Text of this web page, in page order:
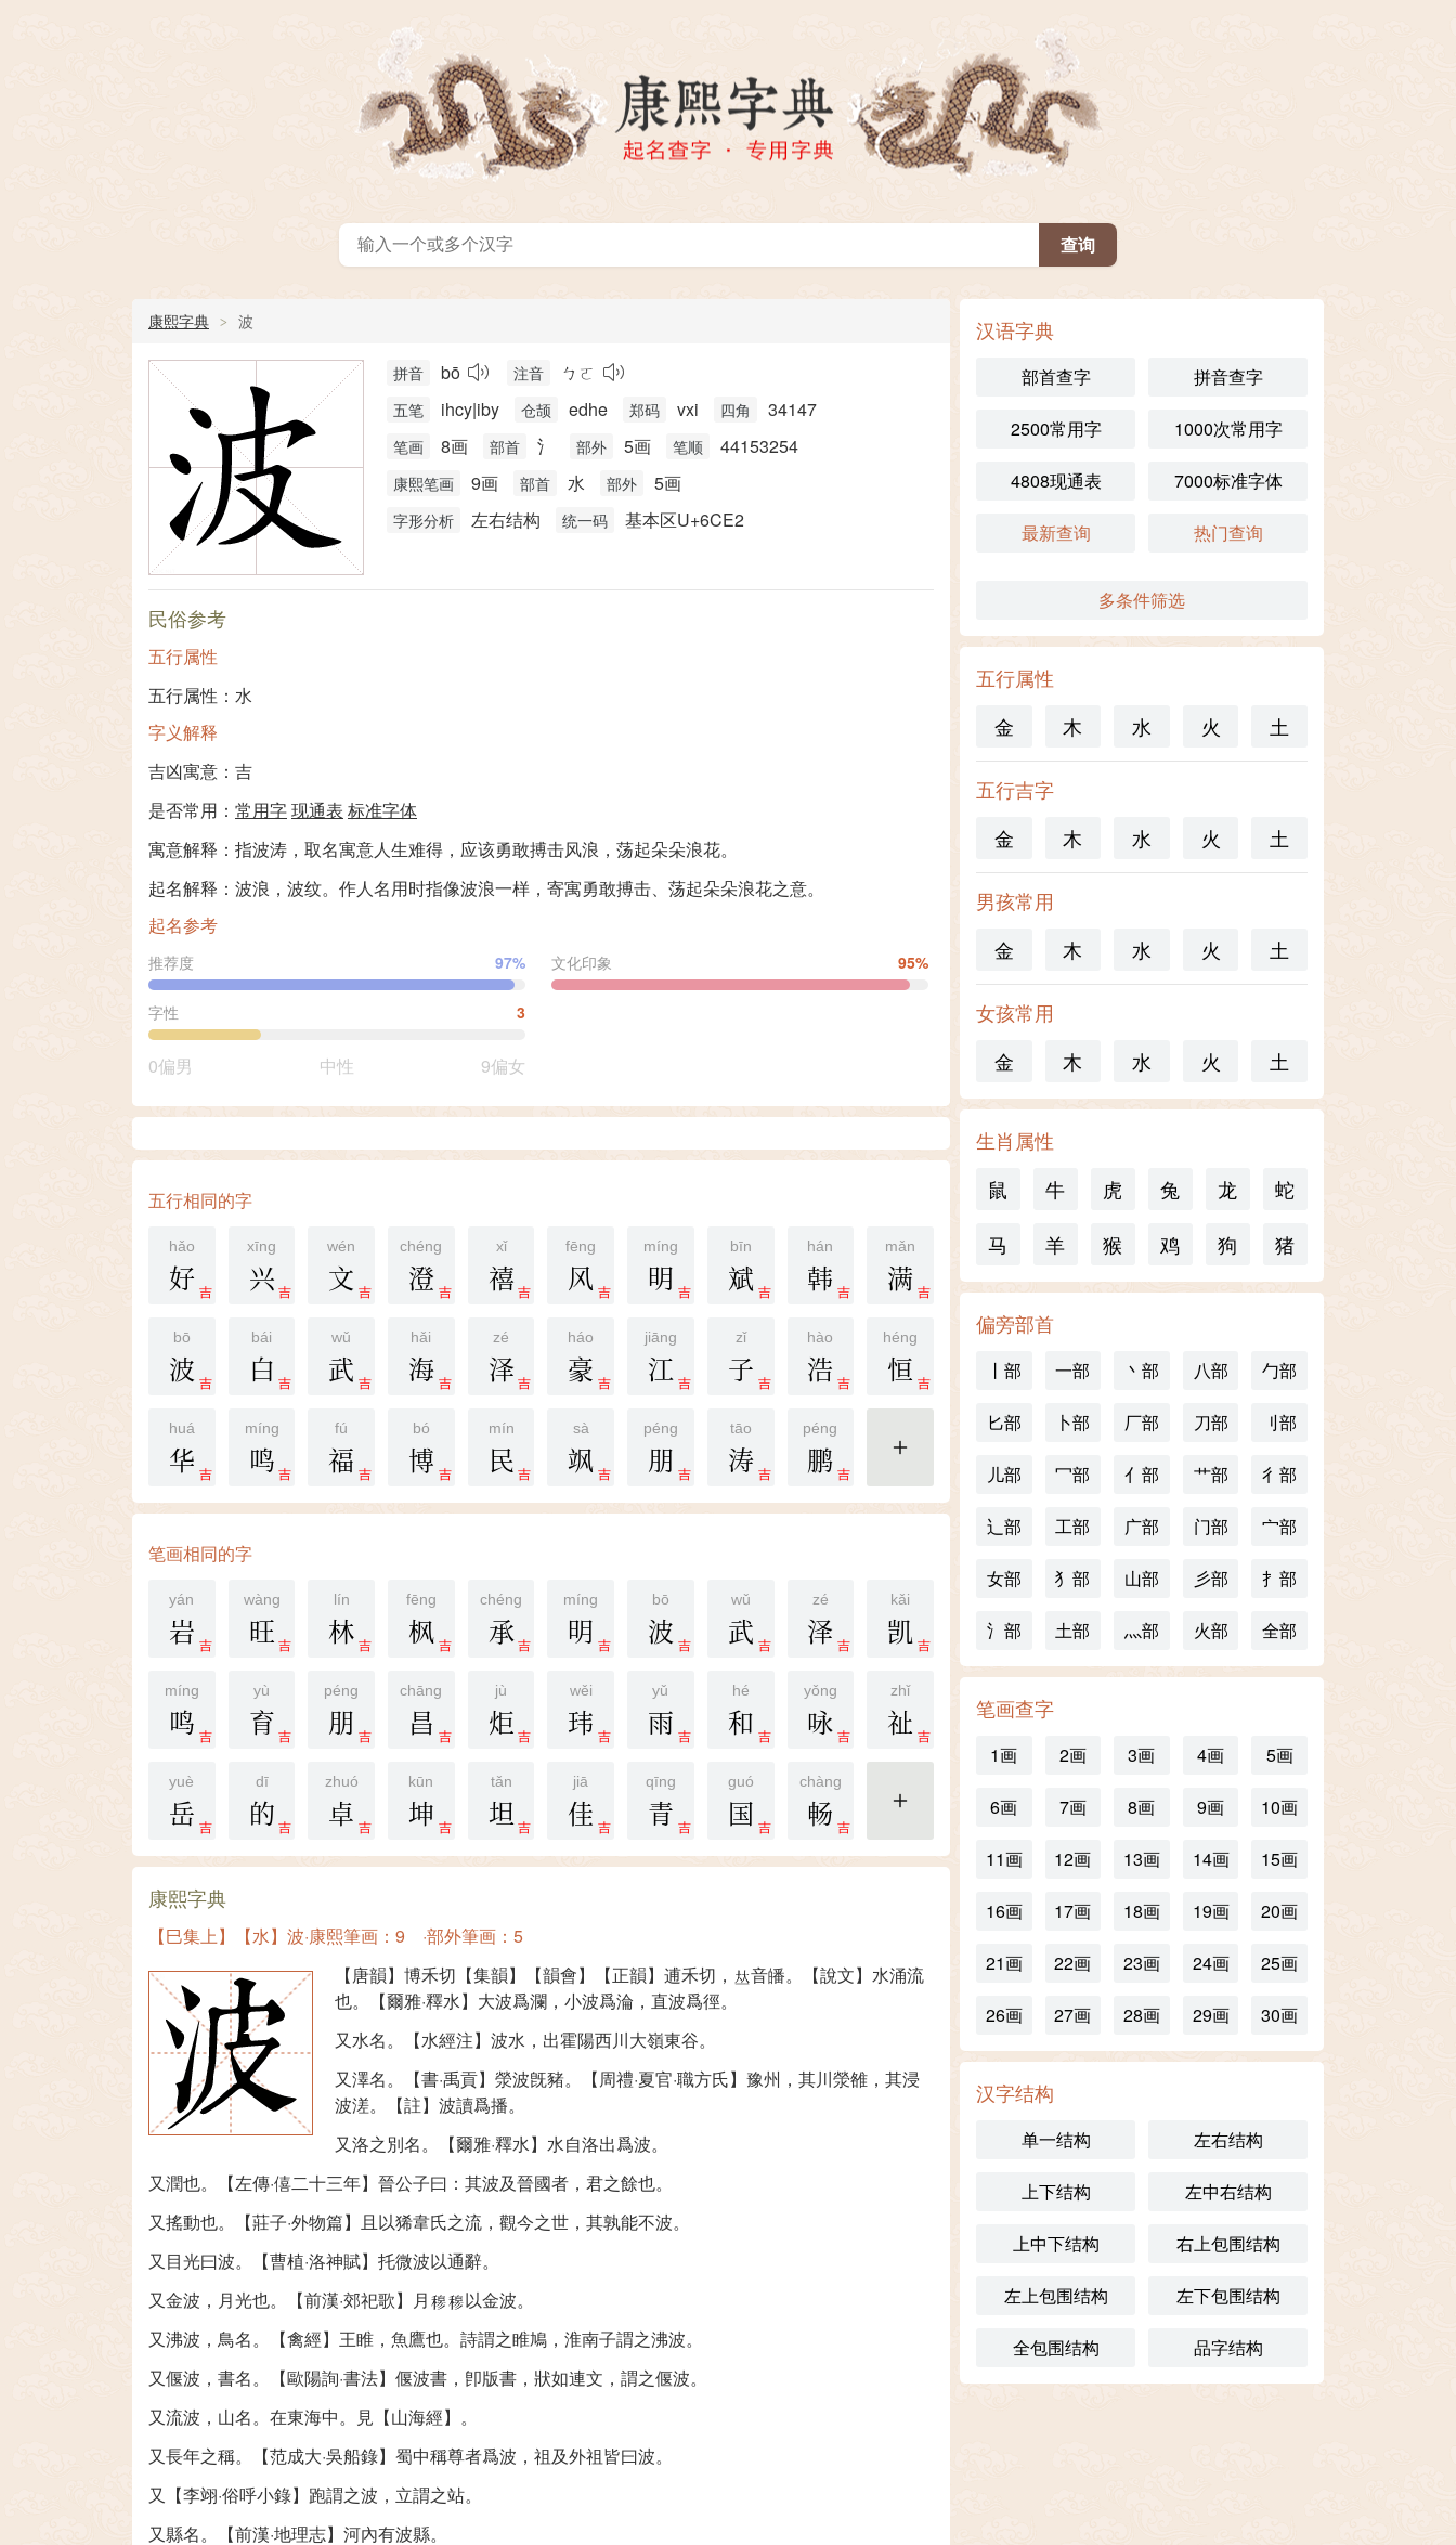
康熙字典 波
拼音 bō 注音 ㄅㄛ
五笔 ihcy|iby 仓颉 edhe 郑码 vxi 四角 34147
笔画 8画 部首 氵 部外 5画 笔顺 44153254
康熙笔画 9画 部首 水 部外 5画
字形分析 左右结构 统一码 基本区U+6CE2
民俗参考
五行属性
五行属性：水
字义解释
吉凶寓意：吉
是否常用： 常用字现通表 标准字体
寓意解释：指波涛，取名寓意人生难得，应该勇敢搏击风浪，荡起朵朵浪花。
起名解释：波浪，波纹。作人名用时指像波浪一样，寄寓勇敢搏击、荡起朵朵浪花之意。
起名参考
推荐度 97% 文化印象 95%
字性 3
0偏男 中性 9偏女
五行相同的字
hǎo
吉
好
xīng
吉
兴
wén
吉
文
chéng
吉
澄
xǐ
吉
禧
fēng
吉
风
míng
吉
明
bīn
吉
斌
hán
吉
韩
mǎn
吉
满
bō
吉
波
bái
吉
白
wǔ
吉
武
hǎi
吉
海
zé
吉
泽
háo
吉
豪
jiāng
吉
江
zǐ
吉
子
hào
吉
浩
héng
吉
恒
huá
吉
华
míng
吉
鸣
fú
吉
福
bó
吉
博
mín
吉
民
sà
吉
飒
péng
吉
朋
tāo
吉
涛
péng
吉
鹏 更多
笔画相同的字
yán
吉
岩
wàng
吉
旺
lín
吉
林
fēng
吉
枫
chéng
吉
承
míng
吉
明
bō
吉
波
wǔ
吉
武
zé
吉
泽
kǎi
吉
凯
míng
吉
鸣
yù
吉
育
péng
吉
朋
chāng
吉
昌
jù
吉
炬
wěi
吉
玮
yǔ
吉
雨
hé
吉
和
yǒng
吉
咏
zhǐ
吉
祉
yuè
吉
岳
dī
吉
的
zhuó
吉
卓
kūn
吉
坤
tǎn
吉
坦
jiā
吉
佳
qīng
吉
青
guó
吉
国
chàng
吉
畅 更多
康熙字典
【巳集上】【水】波·康熙筆画：9 ·部外筆画：5
【唐韻】博禾切【集韻】【韻會】【正韻】逋禾切，
音皤。【說文】水涌流
也。【爾雅·釋水】大波爲瀾，小波爲淪，直波爲徑。
又水名。【水經注】波水，出霍陽西川大嶺東谷。
又澤名。【書·禹貢】滎波旣豬。【周禮·夏官·職方氏】豫州，其川滎雒，其浸
波溠。【註】波讀爲播。
又洛之別名。【爾雅·釋水】水自洛出爲波。
又潤也。【左傳·僖二十三年】晉公子曰：其波及晉國者，君之餘也。
又搖動也。【莊子·外物篇】且以狶韋氏之流，觀今之世，其孰能不波。
又目光曰波。【曹植·洛神賦】托微波以通辭。
又金波，月光也。【前漢·郊祀歌】月
以金波。
又沸波，鳥名。【禽經】王睢，魚鷹也。詩謂之睢鳩，淮南子謂之沸波。
又偃波，書名。【歐陽詢·書法】偃波書，卽版書，狀如連文，謂之偃波。
又流波，山名。在東海中。見【山海經】。
又長年之稱。【范成大·吳船錄】蜀中稱尊者爲波，祖及外祖皆曰波。
又【李翊·俗呼小錄】跑謂之波，立謂之站。
又縣名。【前漢·地理志】河內有波縣。
汉语字典
部首查字 拼音查字
2500常用字 1000次常用字
4808现通表 7000标准字体
最新查询 热门查询
多条件筛选
五行属性
金
木 水 火 土
五行吉字
金
木 水 火 土
男孩常用
金
木 水 火 土
女孩常用
金
木 水 火 土
生肖属性
鼠
牛 虎 兔 龙
蛇
马
羊 猴 鸡 狗 猪
偏旁部首
丨部 一部 丶部 八部 勹部
匕部 卜部 厂部 刀部 刂部
儿部 冖部 亻部 艹部 彳部
辶部 工部 广部 门部 宀部
女部 犭部 山部 彡部 扌部
氵部 土部 灬部 火部 全部
笔画查字
1画 2画 3画 4画 5画
6画 7画 8画 9画 10画
11画 12画 13画 14画 15画
16画 17画 18画 19画 20画
21画 22画 23画 24画 25画
26画 27画 28画 29画 30画
汉字结构
单一结构 左右结构
上下结构 左中右结构
上中下结构 右上包围结构
左上包围结构 左下包围结构
全包围结构 品字结构